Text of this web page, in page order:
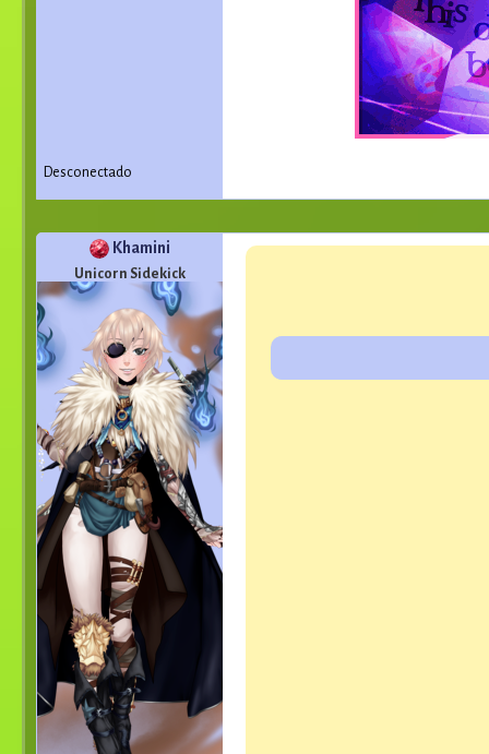
Desconectado
Khamini
Unicorn Sidekick